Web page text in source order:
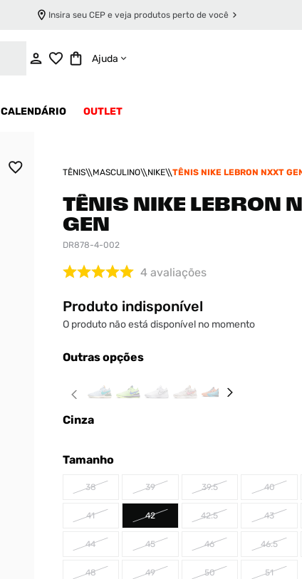
Insira seu CEP e veja produtos perto de você
Ajuda
CALENDÁRIO OUTLET
TÊNIS MASCULINO NIKE TÊNIS NIKE LEBRON NXXT
TÊNIS NIKE LEBRON
GEN
DR878-4-002
4 avaliações
Produto indisponível
O produto não está disponível no momento
Outras opções
Cinza
Tamanho
38 39 39.5 40
41 42 42.5 43
44 45 46 46.5
48 49 50 51